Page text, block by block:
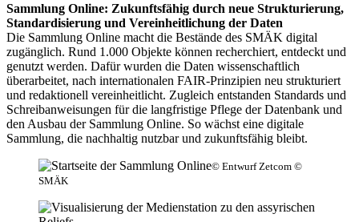
Sammlung Online: Zukunftsfähig durch neue Strukturierung,
Standardisierung und Vereinheitlichung der Daten
Die Sammlung Online macht die Bestände des SMÄK digital
zugänglich. Rund 1.000 Objekte können recherchiert, entdeckt und
genutzt werden. Dafür wurden die Daten wissenschaftlich
überarbeitet, nach internationalen FAIR-Prinzipien neu strukturiert
und redaktionell vereinheitlicht. Zugleich entstanden Standards und
Schreibanweisungen für die langfristige Pflege der Datenbank und
den Ausbau der Sammlung Online. So wächst eine digitale
Sammlung, die nachhaltig nutzbar und zukunftsfähig bleibt.
© Entwurf Zetcom ©
SMÄK